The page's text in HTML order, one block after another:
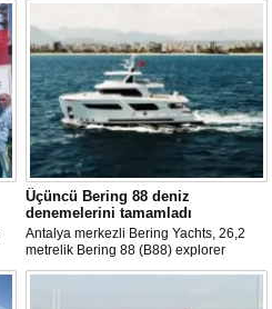
Üçüncü Bering 88 deniz
denemelerini tamamladı
Antalya merkezli Bering Yachts, 26,2
metrelik Bering 88 (B88) explorer
serisinin üçüncü teknesinin ilk deniz